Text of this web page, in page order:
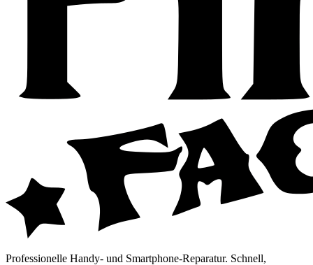
Professionelle Handy- und Smartphone-Reparatur. Schnell,